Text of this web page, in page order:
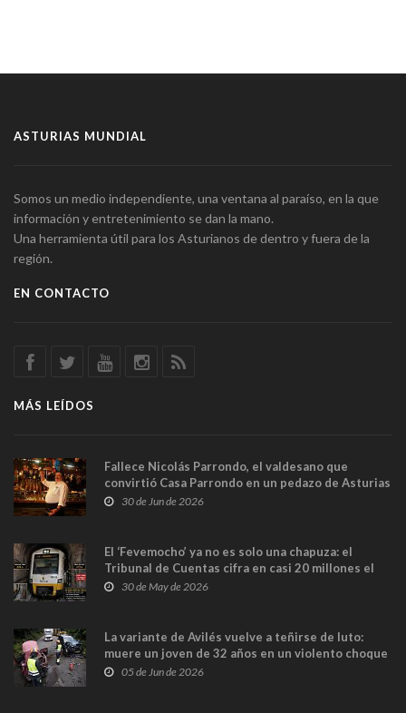
ASTURIAS MUNDIAL
Somos un medio independiente, una ventana al paraíso, en la que
información y entretenimiento se dan la mano.
Una herramienta útil para los Asturianos de dentro y fuera de la
región.
EN CONTACTO
MÁS LEÍDOS
Fallece Nicolás Parrondo, el valdesano que
convirtió Casa Parrondo en un pedazo de Asturias
en Madrid
30 de Jun de 2026
El ‘Fevemocho’ ya no es solo una chapuza: el
Tribunal de Cuentas cifra en casi 20 millones el
sobrecoste de los trenes que no cabían por los
30 de May de 2026
La variante de Avilés vuelve a teñirse de luto:
muere un joven de 32 años en un violento choque
frontal
05 de Jun de 2026